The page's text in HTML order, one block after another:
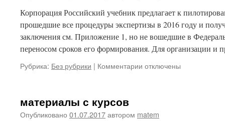
Корпорация Российский учебник предлагает к
прошедшие все процедуры экспертизы в 2016 году и
заключения см. Приложение 1, но не вошедшие в
переносом сроков его формирования. Для организации и
Рубрика: Без рубрики | Комментарии к
бесплатных
отключены
материалы с курсов
Опубликовано 01.07.2017автором matem